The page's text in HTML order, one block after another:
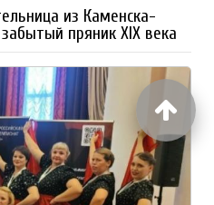
из Каменска-
пряник XIX века